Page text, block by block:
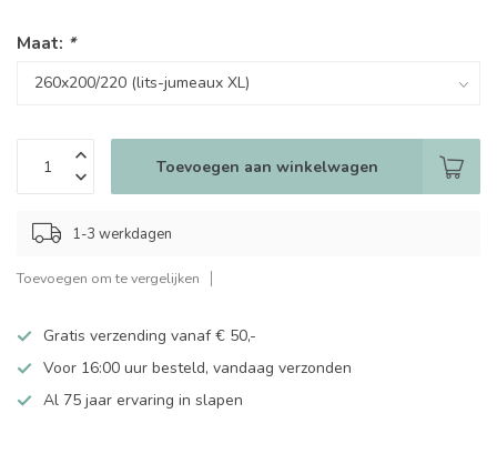
Maat: *
Toevoegen aan winkelwagen
1-3 werkdagen
Toevoegen om te vergelijken
Gratis verzending vanaf € 50,-
Voor 16:00 uur besteld, vandaag verzonden
Al 75 jaar ervaring in slapen